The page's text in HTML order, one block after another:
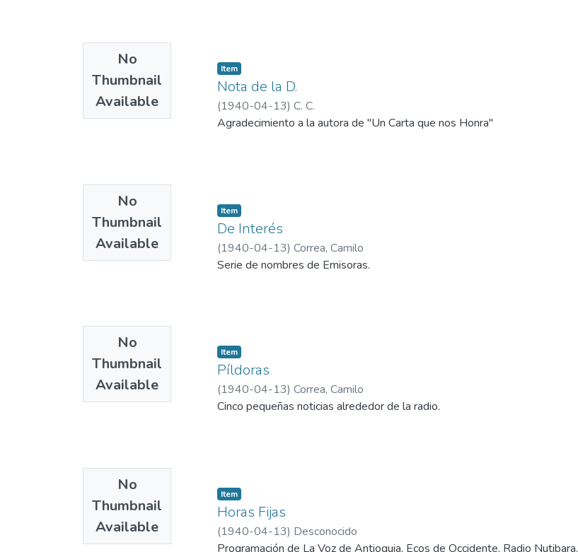
No
Thumbnail
Available
No
Thumbnail
Available
Item
Nota de la D.
(1940-04-13) C. C.
Agradecimiento a la autora de "Un Carta que nos Honra"
No
Thumbnail
Available
Item
De Interés
(1940-04-13) Correa, Camilo
Serie de nombres de Emisoras.
No
Thumbnail
Available
Item
Píldoras
(1940-04-13) Correa, Camilo
Cinco pequeñas noticias alrededor de la radio.
Item
Horas Fijas
(1940-04-13) Desconocido
Programación de La Voz de Antioquia, Ecos de Occidente, Radio Nutibara.